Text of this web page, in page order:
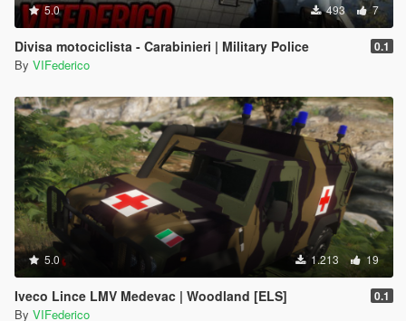
5.0 493 7
Divisa motociclista - Carabinieri | Military Police 0.1
By VIFederico
5.0 1.213 19
Iveco Lince LMV Medevac | Woodland [ELS] 0.1
By VIFederico